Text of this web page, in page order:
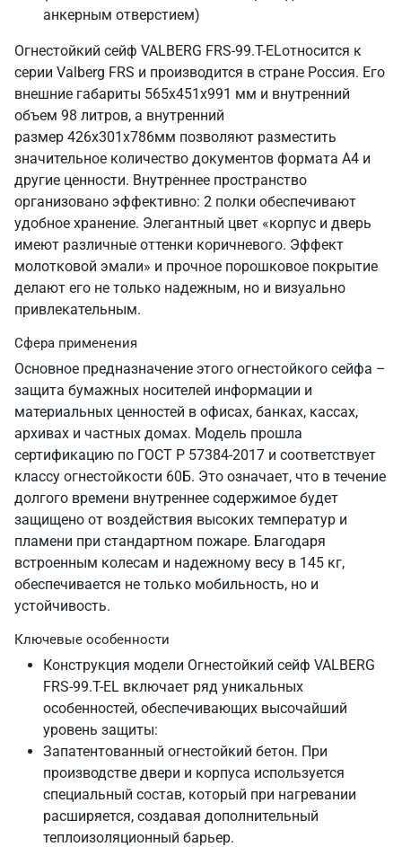
анкерным отверстием)
Огнестойкий сейф VALBERG FRS-99.T-ELотносится к
серии Valberg FRS и производится в стране Россия. Его
внешние габариты 565х451х991 мм и внутренний
объем 98 литров, а внутренний
размер 426х301х786мм позволяют разместить
значительное количество документов формата А4 и
другие ценности. Внутреннее пространство
организовано эффективно: 2 полки обеспечивают
удобное хранение. Элегантный цвет «корпус и дверь
имеют различные оттенки коричневого. Эффект
молотковой эмали» и прочное порошковое покрытие
делают его не только надежным, но и визуально
привлекательным.
Сфера применения
Основное предназначение этого огнестойкого сейфа –
защита бумажных носителей информации и
материальных ценностей в офисах, банках, кассах,
архивах и частных домах. Модель прошла
сертификацию по ГОСТ Р 57384-2017 и соответствует
классу огнестойкости 60Б. Это означает, что в течение
долгого времени внутреннее содержимое будет
защищено от воздействия высоких температур и
пламени при стандартном пожаре. Благодаря
встроенным колесам и надежному весу в 145 кг,
обеспечивается не только мобильность, но и
устойчивость.
Ключевые особенности
Конструкция модели Огнестойкий сейф VALBERG
FRS-99.T-EL включает ряд уникальных
особенностей, обеспечивающих высочайший
уровень защиты:
Запатентованный огнестойкий бетон. При
производстве двери и корпуса используется
специальный состав, который при нагревании
расширяется, создавая дополнительный
теплоизоляционный барьер.